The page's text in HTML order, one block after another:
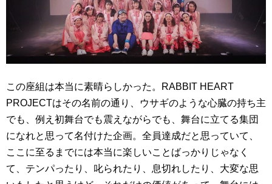
この座組は本当に素晴らしかった。RABBIT HEART
PROJECTはその名前の通り、ウサギのような心臓の持ち主
でも、例え初舞台でも震えながらでも、舞台に立てる集団
になれと思って名付けた企画。全員達成だと思っていて、
ここに至るまでには本当に楽しいことばっかりじゃなく
て、テンパったり、叱られたり、息切れしたり、大変な思